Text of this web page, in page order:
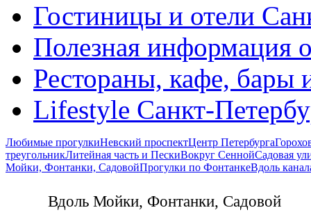
Гостиницы и отели
Полезная информация
Рестораны, кафе, бары
Lifestyle Санкт-
Любимые прогулкиНевский проспектЦентр Петербурга
треугольникЛитейная часть и ПескиВокруг СеннойСадовая
Мойки, Фонтанки, СадовойПрогулки по ФонтанкеВдоль
Вдоль Мойки, Фонтанки, Садовой